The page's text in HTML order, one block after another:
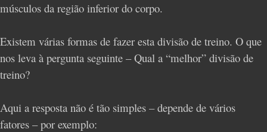
músculos da região inferior do corpo.
Existem várias formas de fazer esta divisão de treino. O que
nos leva à pergunta seguinte – Qual a “melhor” divisão de
treino?
Aqui a resposta não é tão simples – depende de vários
fatores – por exemplo: